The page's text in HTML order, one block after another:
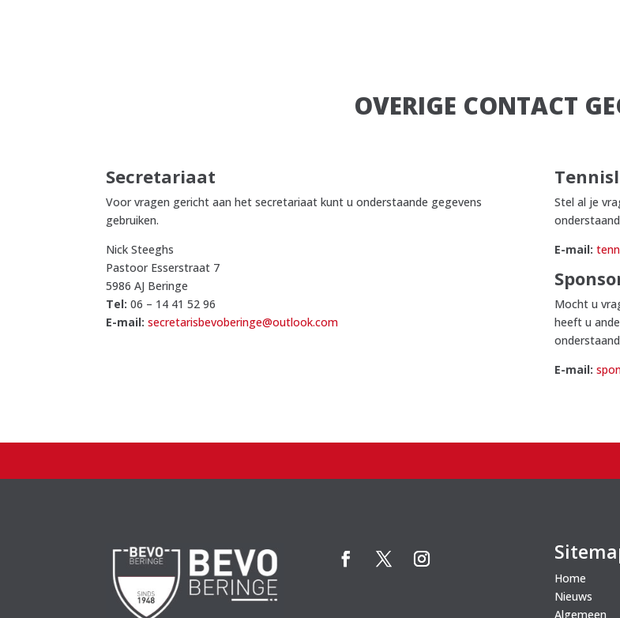
OVERIGE CONTACT
Secretariaat
Voor vragen gericht aan het secretariaat kunt u onderstaande gegevens
gebruiken.
Nick Steeghs
Pastoor Esserstraat 7
5986 AJ Beringe
Tel: 06 – 14 41 52 96
E-mail: secretarisbevoberinge@outlook.com
Stel al je
E-mail:
Mocht u
heeft u
E-mail:
Home
Nieuws
Algemeen